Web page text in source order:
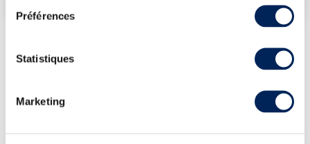
Préférences
Statistiques
Marketing